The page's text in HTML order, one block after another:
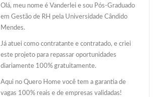
Olá, meu nome é Vanderlei e sou Pós-Graduado
em Gestão de RH pela Universidade Cândido
Mendes.
Já atuei como contratante e contratado, e criei
este projeto para repassar oportunidades
diariamente 100% gratuitamente.
Aqui no Quero Home você tem a garantia de
vagas 100% reais e de empresas validadas!